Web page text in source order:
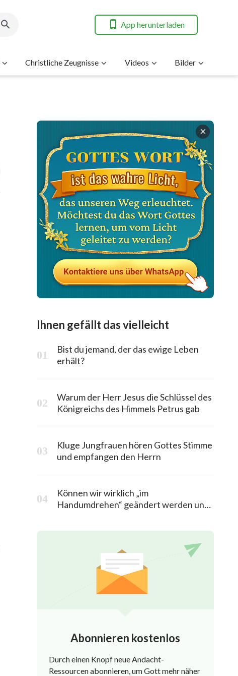
App herunterladen
Christliche Zeugnisse Videos Bilder
Ihnen gefällt das vielleicht
Bist du jemand, der das ewige Leben
erhält?
Warum der Herr Jesus die Schlüssel des
Königreichs des Himmels Petrus gab
Kluge Jungfrauen hören Gottes Stimme
und empfangen den Herrn
Können wir wirklich „im
Handumdrehen“ geändert werden und
Abonnieren kostenlos
Durch einen Knopf neue Andacht-
Ressourcen abonnieren, um Gott mehr näher